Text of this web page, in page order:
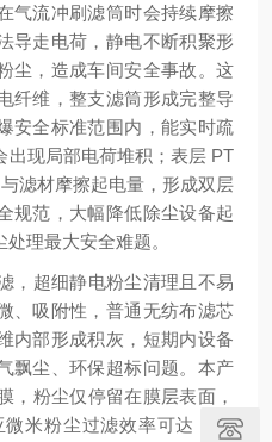
气流冲刷滤筒时会持续摩擦
导走电荷，静电不断积聚形
尘，造成车间安全事故。这
纤维，整支滤筒形成完整导
安全标准范围内，能实时疏
出现局部电荷堆积；表层 PT
滤材摩擦起电量，形成双层
规范，大幅降低除尘设备起
理最大安全难题。
，超细静电粉尘清理且不易
、吸附性，普通无纺布滤芯
内部形成积灰，短期内设备
飘尘、环保超标问题。本产
，粉尘仅停留在膜层表面，
米粉尘过滤效率可达 99.9